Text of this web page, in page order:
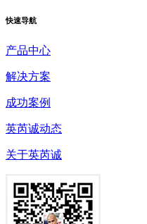
快速导航
产品中心
解决方案
成功案例
英芮诚动态
关于英芮诚